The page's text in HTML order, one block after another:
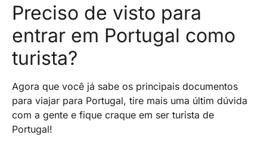
Preciso de visto para
entrar em Portugal como
turista?
Agora que você já sabe os principais documentos
para viajar para Portugal, tire mais uma últim dúvida
com a gente e fique craque em ser turista de
Portugal!